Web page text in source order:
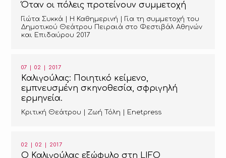
Όταν οι πόλεις προτείνουν συμμετοχή
Γιώτα Συκκά | Η Καθημερινή | Για τη συμμετοχή του
Δημοτικού Θεάτρου Πειραιά στο Φεστιβάλ Αθηνών
και Επιδαύρου 2017
07 | 02 | 2017
Καλιγούλας: Ποιητικό κείμενο,
εμπνευσμένη σκηνοθεσία, σφριγηλή
ερμηνεία.
Κριτική Θεάτρου | Ζωή Τόλη | Εnetpress
02 | 02 | 2017
Ο Καλιγούλας εξώφυλο στη LIFO